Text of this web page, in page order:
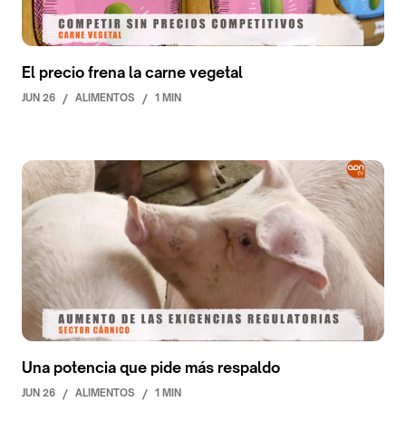
El precio frena la carne vegetal
JUN 26 / ALIMENTOS / 1 MIN
Una potencia que pide más respaldo
JUN 26 / ALIMENTOS / 1 MIN